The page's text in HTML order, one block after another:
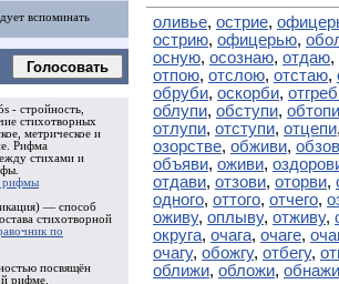
вспоминать
Голосовать
- стройность,
стихотворных
метрическое и
Рифма
стихами и
рифмы
— способ
стихотворной
по
посвящён
рифме.
оливье, острие,
острию, офицерью,
осную, осознаю, отдаю,
отпою, отслою, отстаю,
обруби, оскорби,
облупи, обступи, обтопи
отлупи, отступи, отцепи
озорстве, обживи,
объяви, оживи,
отдави, отзови, оторви,
одного, оттого, отчего,
оживу, оплыву, отживу,
округа, очага, очаге,
очагу, обожгу, отбегу,
оближи, обложи, обнажи